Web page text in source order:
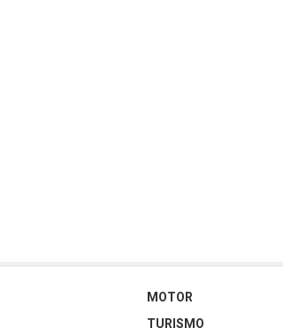
MOTOR
TURISMO